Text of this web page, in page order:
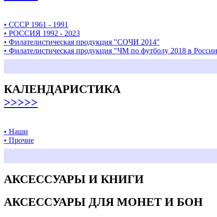
• СССР 1961 - 1991
• РОССИЯ 1992 - 2023
• Филателистическая продукция "СОЧИ 2014"
• Филателистическая продукция "ЧМ по футболу 2018 в
КАЛЕНДАРИСТИКА
>>>>>
• Наши
• Прочие
АКСЕССУАРЫ И КНИГИ
АКСЕССУАРЫ ДЛЯ МОНЕТ И БОН